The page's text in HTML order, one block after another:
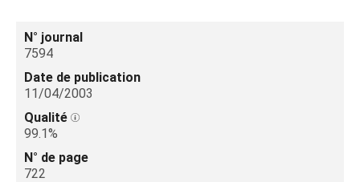
N° journal
7594
Date de publication
11/04/2003
Qualité
99.1%
N° de page
722